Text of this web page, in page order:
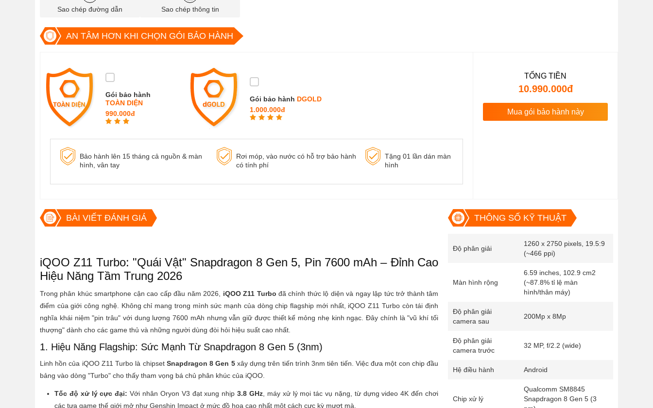
Sao chép đường dẫn Sao chép thông tin
AN TÂM HƠN KHI CHỌN GÓI BẢO HÀNH
Gói bảo hành
TOÀN DIỆN
990.000đ
Gói bảo hành DGOLD
1.000.000đ
Bảo hành lên 15 tháng cả nguồn & màn
hình, vân tay
Rơi móp, vào nước có hỗ trợ bảo hành
có tính phí
Tặng 01 lần dán màn
hình
TỔNG TIỀN
10.990.000đ
Mua gói bảo hành này
BÀI VIẾT ĐÁNH GIÁ
iQOO Z11 Turbo: "Quái Vật" Snapdragon 8 Gen 5, Pin 7600 mAh – Đỉnh Cao
Hiệu Năng Tầm Trung 2026
Trong phân khúc smartphone cận cao cấp đầu năm 2026, iQOO Z11 Turbo đã chính thức lộ diện và ngay lập tức trở thành tâm
điểm của giới công nghệ. Không chỉ mang trong mình sức mạnh của dòng chip flagship mới nhất, iQOO Z11 Turbo còn tái định
nghĩa khái niệm "pin trâu" với dung lượng 7600 mAh nhưng vẫn giữ được thiết kế mỏng nhẹ kinh ngạc. Đây chính là "vũ khí tối
thượng" dành cho các game thủ và những người dùng đòi hỏi hiệu suất cao nhất.
1. Hiệu Năng Flagship: Sức Mạnh Từ Snapdragon 8 Gen 5 (3nm)
Linh hồn của iQOO Z11 Turbo là chipset Snapdragon 8 Gen 5xây dựng trên tiến trình 3nm tiên tiến. Việc đưa một con chip đầu
bảng vào dòng "Turbo" cho thấy tham vọng bá chủ phân khúc của iQOO.
Tốc độ xử lý cực đại: Với nhân Oryon V3 đạt xung nhịp3.8 GHz, máy xử lý mọi tác vụ nặng, từ dựng video 4K đến chơi
các tựa game thế giới mở như Genshin Impact ở mức đồ họa cao nhất một cách cực kỳ mượt mà.
THÔNG SỐ KỸ THUẬT
Độ phân giải
1260 x 2750 pixels, 19.5:9
(~466 ppi)
Màn hình rộng
6.59 inches, 102.9 cm2
(~87.8% tỉ lệ màn
hình/thân máy)
Độ phân giải
camera sau
200Mp x 8Mp
Độ phân giải
camera trước
32 MP, f/2.2 (wide)
Hệ điều hành Android
Chip xử lý
Qualcomm SM8845
Snapdragon 8 Gen 5 (3